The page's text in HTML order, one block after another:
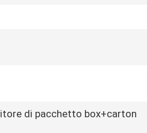
di pacchetto box+carton